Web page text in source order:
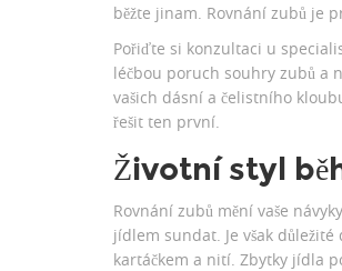
běžte jinam. Rovnání zubů je
Pořiďte si konzultaci u
léčbou poruch souhry zubů a
vašich dásní a čelistního
řešit ten první.
Životní styl
Rovnání zubů mění vaše
jídlem sundat. Je však
kartáčkem a nití. Zbytky jídla